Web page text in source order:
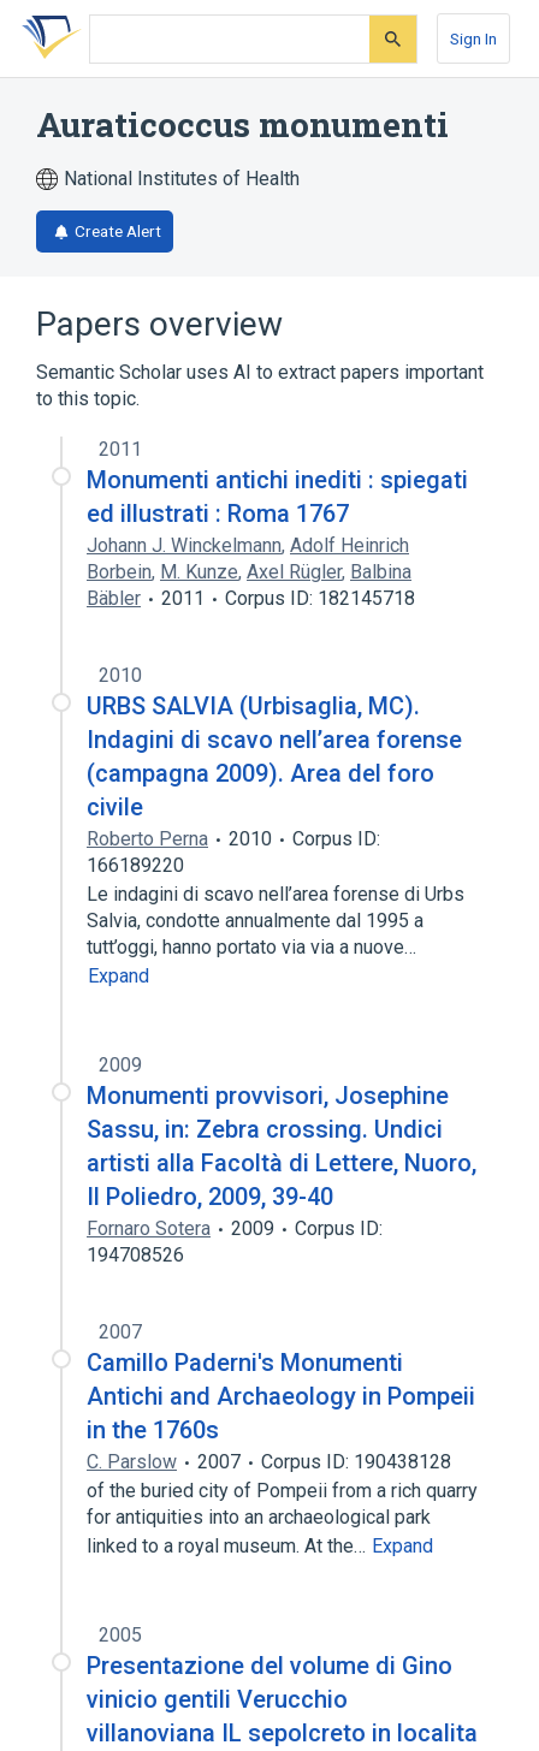
Skip
search
Skip
Skip
account
Sign In
Auraticoccus monumenti
National Institutes of Health
Create Alert
Papers overview
Semantic Scholar uses AI to extract papers important
to this topic.
2011
Monumenti antichi inediti : spiegati
ed illustrati : Roma 1767
Johann J. Winckelmann, Adolf Heinrich
Borbein, M. Kunze, Axel Rügler, Balbina
Bäbler
2011 Corpus ID: 182145718
2010
URBS SALVIA (Urbisaglia, MC).
Indagini di scavo nell’area forense
(campagna 2009). Area del foro
civile
Roberto Perna 2010
Corpus ID:
166189220
Le indagini di scavo nell’area forense di Urbs
Salvia, condotte annualmente dal 1995 a
tutt’oggi, hanno portato via via a nuove…
Expand
2009
Monumenti provvisori, Josephine
Sassu, in: Zebra crossing. Undici
artisti alla Facoltà di Lettere, Nuoro,
Il Poliedro, 2009, 39-40
Fornaro Sotera 2009
Corpus ID:
194708526
2007
Camillo Paderni's Monumenti
Antichi and Archaeology in Pompeii
in the 1760s
C. Parslow 2007
Corpus ID: 190438128
of the buried city of Pompeii from a rich quarry
for antiquities into an archaeological park
linked to a royal museum. At the… Expand
2005
Presentazione del volume di Gino
vinicio gentili Verucchio
villanoviana IL sepolcreto in localita